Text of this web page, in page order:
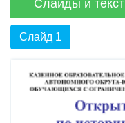
Слайды и
Слайд 1